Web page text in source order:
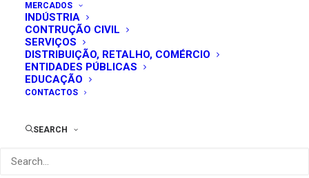
MERCADOS
INDÚSTRIA
CONTRUÇÃO CIVIL
SERVIÇOS
DISTRIBUIÇÃO, RETALHO, COMÉRCIO
ENTIDADES PÚBLICAS
EDUCAÇÃO
CONTACTOS
SEARCH